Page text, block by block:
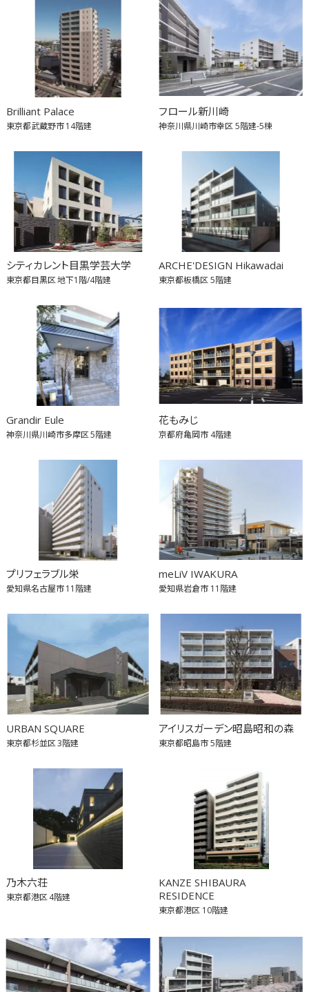
Brilliant Palace
東京都武蔵野市14階建
フロール新川崎
神奈川県川崎市幸区5階建-5棟
シティカレント目黒学芸大学
東京都目黒区地下1階/4階建
ARCHE'DESIGN Hikawadai
東京都板橋区5階建
Grandir Eule
神奈川県川崎市多摩区5階建
花もみじ
京都府亀岡市 4階建
プリフェラブル栄
愛知県名古屋市11階建
meLiV IWAKURA
愛知県岩倉市 11階建
URBAN SQUARE
東京都杉並区3階建
アイリスガーデン昭島昭和の森
東京都昭島市5階建
乃木六荘
東京都港区4階建
KANZE SHIBAURA
RESIDENCE
東京都港区 10階建